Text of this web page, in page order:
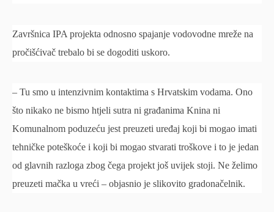
Završnica IPA projekta odnosno spajanje vodovodne mreže na
pročišćivač trebalo bi se dogoditi uskoro.
– Tu smo u intenzivnim kontaktima s Hrvatskim vodama. Ono
što nikako ne bismo htjeli sutra ni građanima Knina ni
Komunalnom poduzeću jest preuzeti uređaj koji bi mogao imati
tehničke poteškoće i koji bi mogao stvarati troškove i to je jedan
od glavnih razloga zbog čega projekt još uvijek stoji. Ne želimo
preuzeti mačka u vreći – objasnio je slikovito gradonačelnik.